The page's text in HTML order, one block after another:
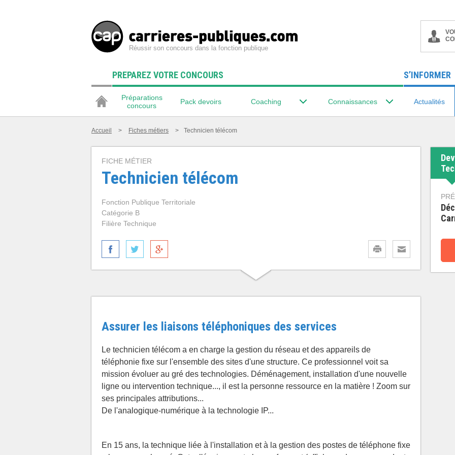
Réussir son concours dans la fonction publique
PREPAREZ VOTRE CONCOURS
Préparations
concours
Pack devoirs Coaching Connaissances
S’INFORMER
Actualités
Accueil > Fiches métiers > Technicien télécom
FICHE MÉTIER
Technicien télécom
Fonction Publique Territoriale
Catégorie B
Filière Technique
Assurer les liaisons téléphoniques des services
Le technicien télécom a en charge la gestion du réseau et des appareils de
téléphonie fixe sur l'ensemble des sites d'une structure. Ce professionnel voit sa
mission évoluer au gré des technologies. Déménagement, installation d'une nouvelle
ligne ou intervention technique..., il est la personne ressource en la matière ! Zoom sur
ses principales attributions...
De l'analogique-numérique à la technologie IP...
En 15 ans, la technique liée à l'installation et à la gestion des postes de téléphone fixe